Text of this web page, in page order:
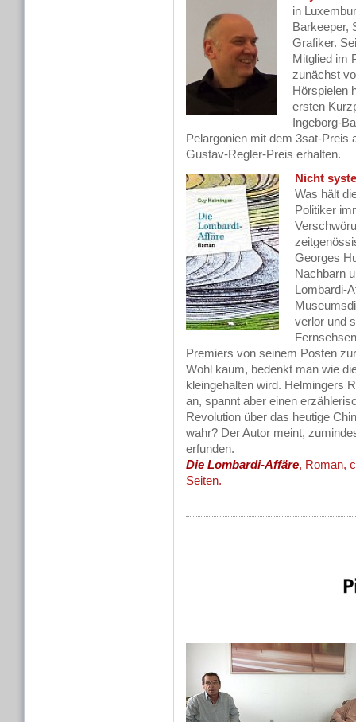
in
Barkeeper,
Grafiker.
Mitglied im
zunächst
Hörspielen
ersten
Ingeborg-
Pelargonien mit dem 3sat-Preis
Gustav-Regler-Preis erhalten.
Nicht
Was hält
Politiker
Georges
Nachbarn
Lombardi-
verlor und
Premiers von seinem Posten
Wohl kaum, bedenkt man wie
kleingehalten wird. Helmingers
an, spannt aber einen
Revolution über das heutige
wahr? Der Autor meint,
erfunden.
Die Lombardi-Affäre, Roman,
Seiten.